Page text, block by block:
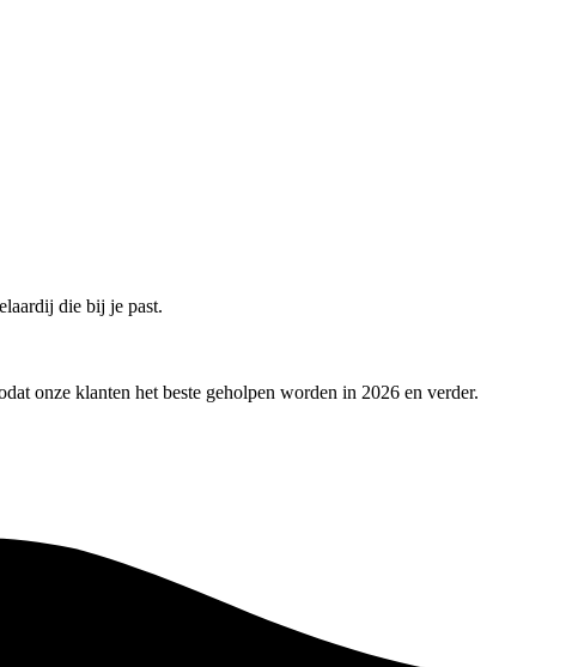
die bij je past.
onze klanten het beste geholpen worden in 2026 en verder.